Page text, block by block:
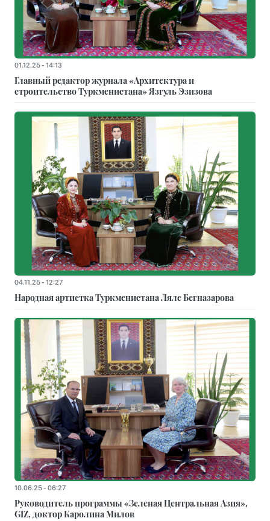
01.12.25 - 14:13
Главный редактор журнала «Архитектура и
строительство Туркменистана» Язгуль Эзизова
04.11.25 - 12:27
Народная артистка Туркменистана Ляле Бегназарова
10.06.25 - 06:27
Руководитель программы «Зеленая Центральная Азия»,
GIZ, доктор Каролина Милов